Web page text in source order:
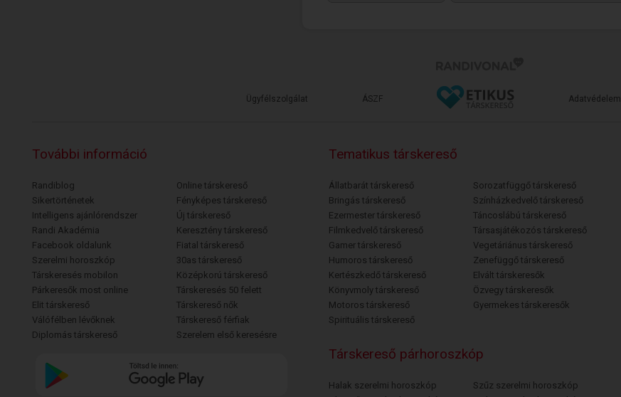
Ügyfélszolgálat ÁSZF Adatvédelem
További információ
Randiblog
Sikertörténetek
Intelligens ajánlórendszer
Randi Akadémia
Facebook oldalunk
Szerelmi horoszkóp
Társkeresés mobilon
Párkeresők most online
Elit társkereső
Válófélben lévőknek
Diplomás társkereső
Online társkereső
Fényképes társkereső
Új társkereső
Keresztény társkereső
Fiatal társkereső
30as társkereső
Középkorú társkereső
Társkeresés 50 felett
Társkereső nők
Társkereső férfiak
Szerelem első keresésre
Tematikus társkereső
Állatbarát társkereső
Bringás társkereső
Ezermester társkereső
Filmkedvelő társkereső
Gamer társkereső
Humoros társkereső
Kertészkedő társkereső
Könyvmoly társkereső
Motoros társkereső
Spirituális társkereső
Sorozatfüggő társkereső
Színházkedvelő társkereső
Táncoslábú társkereső
Társasjátékozós társkereső
Vegetáriánus társkereső
Zenefüggő társkereső
Elvált társkeresők
Özvegy társkeresők
Gyermekes társkeresők
Társkereső párhoroszkóp
Halak szerelmi horoszkóp
Szűz szerelmi horoszkóp